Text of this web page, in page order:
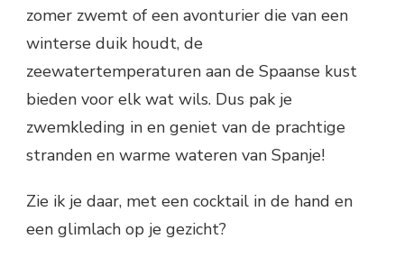
zomer zwemt of een avonturier die van een
winterse duik houdt, de
zeewatertemperaturen aan de Spaanse kust
bieden voor elk wat wils. Dus pak je
zwemkleding in en geniet van de prachtige
stranden en warme wateren van Spanje!
Zie ik je daar, met een cocktail in de hand en
een glimlach op je gezicht?